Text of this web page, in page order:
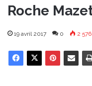
Roche
19 avril 2017 0 2 576